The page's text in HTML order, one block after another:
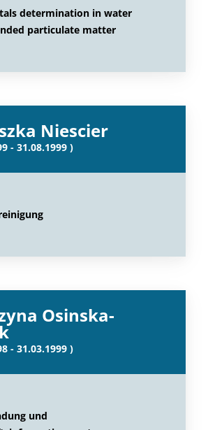
determination in water
particulate matter
Niescier
- 31.08.1999 )
Osinska-
- 31.03.1999 )
und